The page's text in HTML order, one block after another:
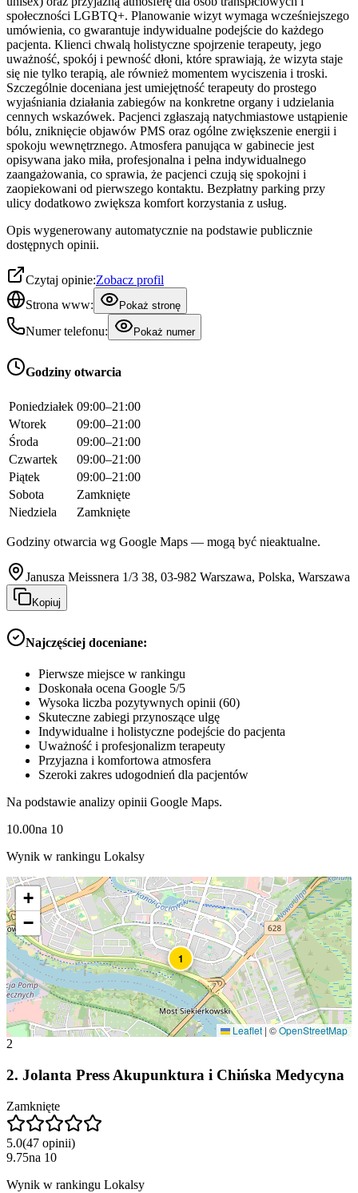
społeczności LGBTQ+. Planowanie wizyt wymaga wcześniejszego
umówienia, co gwarantuje indywidualne podejście do każdego
pacjenta. Klienci chwalą holistyczne spojrzenie terapeuty, jego
uważność, spokój i pewność dłoni, które sprawiają, że wizyta staje
się nie tylko terapią, ale również momentem wyciszenia i troski.
Szczególnie doceniana jest umiejętność terapeuty do prostego
wyjaśniania działania zabiegów na konkretne organy i udzielania
cennych wskazówek. Pacjenci zgłaszają natychmiastowe ustąpienie
bólu, zniknięcie objawów PMS oraz ogólne zwiększenie energii i
spokoju wewnętrznego. Atmosfera panująca w gabinecie jest
opisywana jako miła, profesjonalna i pełna indywidualnego
zaangażowania, co sprawia, że pacjenci czują się spokojni i
zaopiekowani od pierwszego kontaktu. Bezpłatny parking przy
ulicy dodatkowo zwiększa komfort korzystania z usług.
Opis wygenerowany automatycznie na podstawie publicznie
dostępnych opinii.
Czytaj opinie:Zobacz profil
Strona www:
Pokaż stronę
Numer telefonu: Pokaż numer
Godziny otwarcia
Poniedziałek 09:00–21:00
Wtorek
09:00–21:00
Środa
09:00–21:00
Czwartek
09:00–21:00
Piątek
09:00–21:00
Sobota
Zamknięte
Niedziela
Zamknięte
Godziny otwarcia wg Google Maps — mogą być nieaktualne.
Janusza Meissnera 1/3 38, 03-982 Warszawa, Polska, Warszawa
Kopiuj
Najczęściej doceniane:
Pierwsze miejsce w rankingu
Doskonała ocena Google 5/5
Wysoka liczba pozytywnych opinii (60)
Skuteczne zabiegi przynoszące ulgę
Indywidualne i holistyczne podejście do pacjenta
Uważność i profesjonalizm terapeuty
Przyjazna i komfortowa atmosfera
Szeroki zakres udogodnień dla pacjentów
Na podstawie analizy opinii Google Maps.
10.00na 10
Wynik w rankingu Lokalsy
1
+
−
Leaflet | ©OpenStreetMap
2
2. Jolanta Press Akupunktura i Chińska Medycyna
Zamknięte
5.0(47 opinii)
9.75na 10
Wynik w rankingu Lokalsy